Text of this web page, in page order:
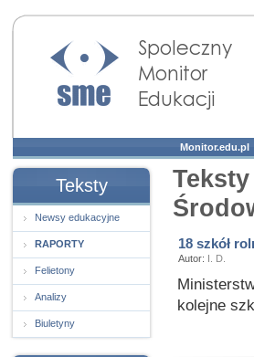
Społeczny Monitor
Edukacji
Monitor.edu.pl
Teksty
Newsy edukacyjne
RAPORTY
Felietony
Analizy
Biuletyny
18 szkół
Autor: I. D.
kolejne